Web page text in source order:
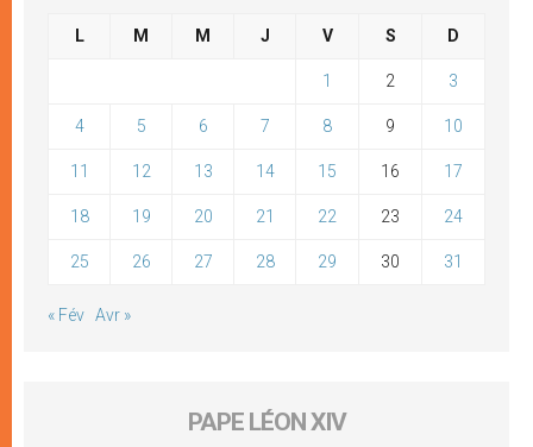
L M M J V S D
1 2 3
4 5 6 7 8 9 10
11 12 13 14 15 16 17
18 19 20 21 22 23 24
25 26 27 28 29 30 31
« Fév Avr »
PAPE LÉON XIV